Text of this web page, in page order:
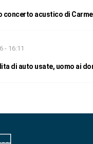
concerto acustico di
- 16:11
di auto usate, uomo ai